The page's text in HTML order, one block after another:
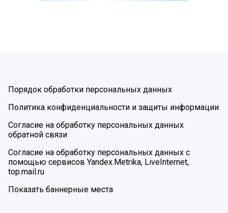
Порядок обработки персональных данных
Политика конфиденциальности и защиты информации
Согласие на обработку персональных данных
обратной связи
Согласие на обработку персональных данных с
помощью сервисов Yandex.Metrika, LiveInternet,
top.mail.ru
Показать баннерные места